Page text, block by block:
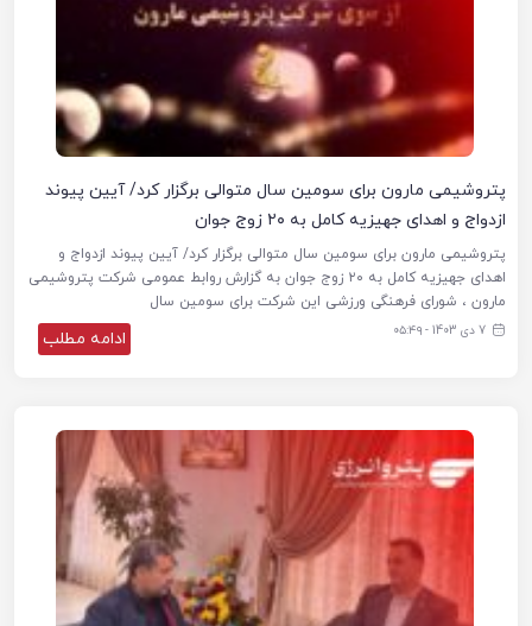
پتروشیمی مارون برای سومین سال متوالی برگزار کرد/ آیین پیوند
ازدواج و اهدای جهیزیه کامل به ۲۰ زوج جوان
پتروشیمی مارون برای سومین سال متوالی برگزار کرد/ آیین پیوند ازدواج و
اهدای جهیزیه کامل به ۲۰ زوج جوان به گزارش روابط عمومی شرکت پتروشیمی
مارون ، شورای فرهنگی ورزشی این شرکت برای سومین سال
7 دی 1403 - ۰۵:۴۹ ادامه مطلب